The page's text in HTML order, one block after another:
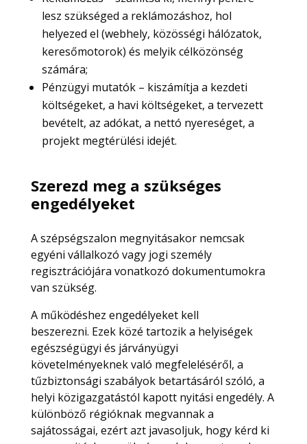
lesz szükséged a reklámozáshoz, hol
helyezed el (webhely, közösségi hálózatok,
keresőmotorok) és melyik célközönség
számára;
Pénzügyi mutatók – kiszámítja a kezdeti
költségeket, a havi költségeket, a tervezett
bevételt, az adókat, a nettó nyereséget, a
projekt megtérülési idejét.
Szerezd meg a szükséges
engedélyeket
A szépségszalon megnyitásakor nemcsak
egyéni vállalkozó vagy jogi személy
regisztrációjára vonatkozó dokumentumokra
van szükség.
A működéshez engedélyeket kell
beszerezni. Ezek közé tartozik a helyiségek
egészségügyi és járványügyi
követelményeknek való megfeleléséről, a
tűzbiztonsági szabályok betartásáról szóló, a
helyi közigazgatástól kapott nyitási engedély. A
különböző régióknak megvannak a
sajátosságai, ezért azt javasoljuk, hogy kérd ki